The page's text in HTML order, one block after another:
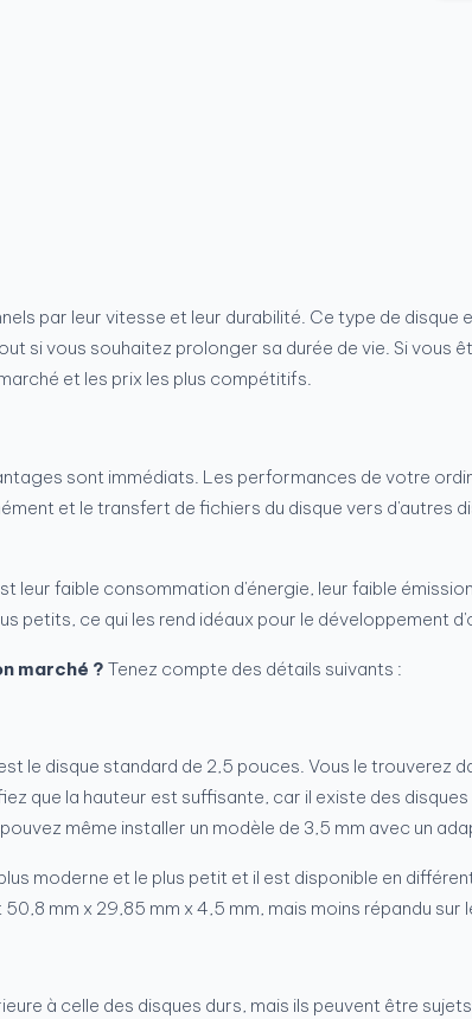
par leur vitesse et leur durabilité. Ce type de
si vous souhaitez prolonger sa durée de vie. Si vous
et les prix les plus compétitifs.
sont immédiats. Les performances de votre
et le transfert de fichiers du disque vers d'autres
leur faible consommation d'énergie, leur faible
petits, ce qui les rend idéaux pour le développement
marché ? Tenez compte des détails suivants :
le disque standard de 2,5 pouces. Vous le trouverez
que la hauteur est suffisante, car il existe des
même installer un modèle de 3,5 mm avec un
moderne et le plus petit et il est disponible en
mm x 29,85 mm x 4,5 mm, mais moins répandu sur
à celle des disques durs, mais ils peuvent être